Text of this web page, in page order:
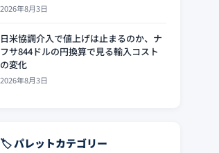
2026年8月3日
日米協調介入で値上げは止まるのか、ナ
フサ844ドルの円換算で見る輸入コスト
の変化
2026年8月3日
🏷️ パレットカテゴリー